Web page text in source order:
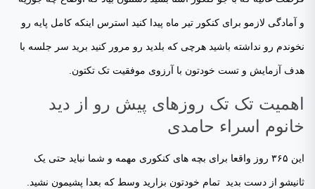
و آمادگی لازمو برای کنکور تیر ماه پیدا کنید استرس اینکه کامل پایه رو
نخوندم رو نداشته باشید هرچی که بلدید رو مرور کنید برید سر جلسه با
هدف آزمایش و تست خودتون با آرزوی موفقیت تک تکتون.
اهمیت تک تک روزهای پیش رو از دید
خانوم اسراء حامدی
این ۳۶۵ روز واقعا برای بچه های کنکوری مهمه و شما نباید حتی یک
ثانیشو از دست بدید تمام خودتون بزارید وسط که بعدا پشیمون نشید.